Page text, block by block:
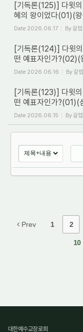
[기독론(125)] 다윗
혜의 왕이었다(01)(
Date 2026.06.17 By갈렙
[기독론(124)] 다윗
떤 예표자인가
Date 2026.06.16 By갈렙
[기독론(123)] 다윗
떤 예표자인가
Date 2026.06.15 By갈렙
Prev 1 2
10
대한예수교장로회